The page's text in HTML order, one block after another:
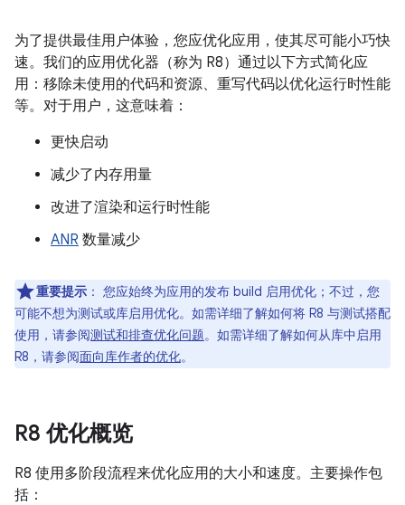
为了提供最佳用户体验，您应优化应用，使其尽可能小巧快
速。我们的应用优化器（称为 R8）通过以下方式简化应
用：移除未使用的代码和资源、重写代码以优化运行时性能
等。对于用户，这意味着：
更快启动
减少了内存用量
改进了渲染和运行时性能
ANR 数量减少
重要提示 ： 您应始终为应用的发布 build 启用优化；不过，您
可能不想为测试或库启用优化。如需详细了解如何将 R8 与测试搭配
使用，请参阅测试和排查优化问题。如需详细了解如何从库中启用
R8，请参阅面向库作者的优化。
R8 优化概览
R8 使用多阶段流程来优化应用的大小和速度。主要操作包
括：